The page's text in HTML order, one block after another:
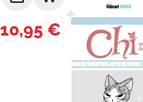
10,95 €